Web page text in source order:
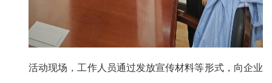
活动现场，工作人员通过发放宣传材料等形式，向企业